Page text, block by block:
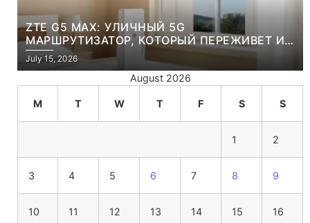
ZTE G5 MAX: УЛИЧНЫЙ 5G
МАРШРУТИЗАТОР, КОТОРЫЙ ПЕРЕЖИВЕТ И
ЛЮТУЮ ЗИМУ, И ЖАРКОЕ ЛЕТО
July 15, 2026
August 2026
M T W T F S S
1 2
3 4 5 6 7 8 9
10 11 12 13 14 15 16